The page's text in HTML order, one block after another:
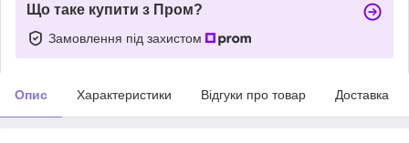
Що таке купити з Пром?
Замовлення під захистом
Опис Характеристики Відгуки про товар Доставка